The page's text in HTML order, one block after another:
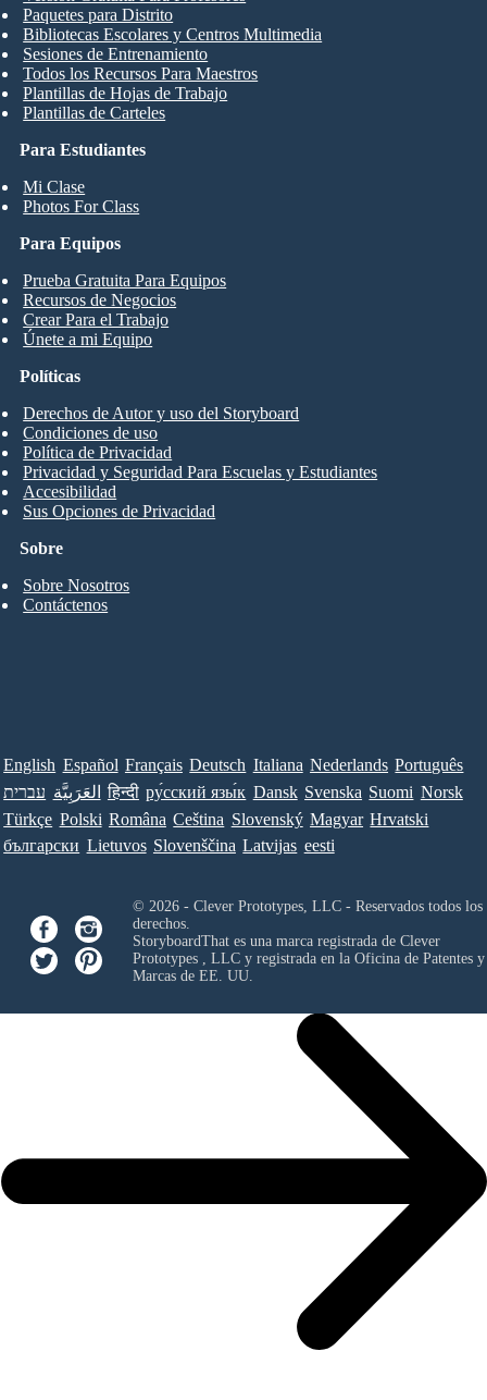
Para Estudiantes
Mi Clase
Photos For Class
Paquetes para Distrito
Bibliotecas Escolares y Centros Multimedia
Sesiones de Entrenamiento
Todos los Recursos Para Maestros
Plantillas de Hojas de Trabajo
Plantillas de Carteles
Para Equipos
Prueba Gratuita Para Equipos
Recursos de Negocios
Crear Para el Trabajo
Únete a mi Equipo
Sobre
Sobre Nosotros
Contáctenos
Políticas
Derechos de Autor y uso del Storyboard
Condiciones de uso
Política de Privacidad
Privacidad y Seguridad Para Escuelas y Estudiantes
Accesibilidad
Sus Opciones de Privacidad
English Español Français Deutsch Italiana Nederlands Português
עברית العَرَبِيَّة हिन्दी ру́сский язы́к Dansk Svenska Suomi Norsk
Türkçe Polski Româna Ceština Slovenský Magyar Hrvatski
български Lietuvos Slovenščina Latvijas eesti
© 2026 - Clever Prototypes, LLC - Reservados todos los
derechos.
StoryboardThat es una marca registrada de Clever
Prototypes , LLCy registrada en la Oficina de Patentes y
Marcas de EE. UU.